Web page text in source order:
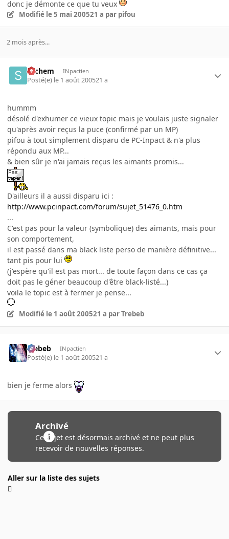
donc je démonte ce que tu veux
Modifié le 5 mai 200521 a par pifou
2 mois après...
sachem INpactien
Posté(e) le 1 août 200521 a
hummm
désolé d'exhumer ce vieux topic mais je voulais juste signaler
qu'après avoir reçus la puce (confirmé par un MP)
pifou à tout simplement disparu de PC-Inpact & n'a plus
répondu aux MP...
& bien sûr je n'ai jamais reçus les aimants promis...
D'ailleurs il a aussi disparu ici :
http://www.pcinpact.com/forum/sujet_51476_0.htm
...
C'est pas pour la valeur (symbolique) des aimants, mais pour
son comportement,
il est passé dans ma black liste perso de manière définitive...
tant pis pour lui
(j'espère qu'il est pas mort... de toute façon dans ce cas ça
doit pas le géner beaucoup d'être black-listé...)
voila le topic est à fermer je pense...
Modifié le 1 août 200521 a par Trebeb
Trebeb INpactien
Posté(e) le 1 août 200521 a
bien je ferme alors
Archivé
Ce sujet est désormais archivé et ne peut plus
recevoir de nouvelles réponses.
Aller sur la liste des sujets